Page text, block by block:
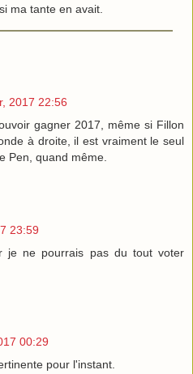
ma tante en avait.
2017 22:56
gagner 2017, même si Fillon
à droite, il est vraiment le seul
Pen, quand même.
23:59
je ne pourrais pas du tout voter
00:29
pour l'instant.